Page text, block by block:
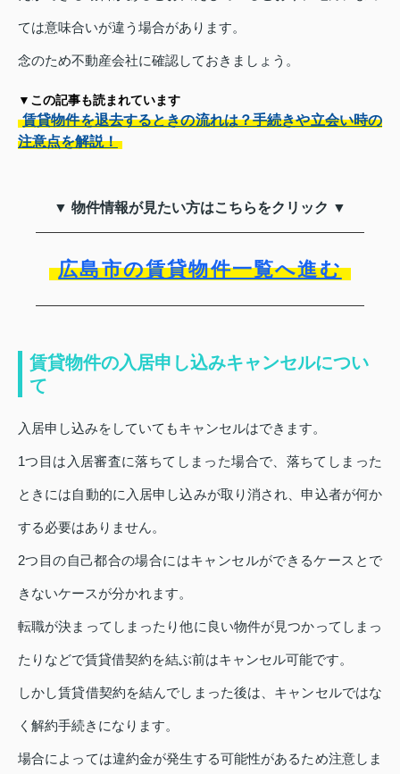
ては意味合いが違う場合があります。
念のため不動産会社に確認しておきましょう。
▼この記事も読まれています
賃貸物件を退去するときの流れは？手続きや立会い時の
注意点を解説！
▼ 物件情報が見たい方はこちらをクリック ▼
広島市の賃貸物件一覧へ進む
賃貸物件の入居申し込みキャンセルについ
て
入居申し込みをしていてもキャンセルはできます。
1つ目は入居審査に落ちてしまった場合で、落ちてしまった
ときには自動的に入居申し込みが取り消され、申込者が何か
する必要はありません。
2つ目の自己都合の場合にはキャンセルができるケースとで
きないケースが分かれます。
転職が決まってしまったり他に良い物件が見つかってしまっ
たりなどで賃貸借契約を結ぶ前はキャンセル可能です。
しかし賃貸借契約を結んでしまった後は、キャンセルではな
く解約手続きになります。
場合によっては違約金が発生する可能性があるため注意しま